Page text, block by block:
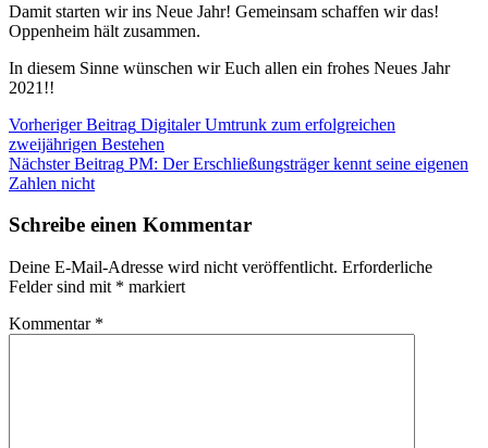
Damit starten wir ins Neue Jahr! Gemeinsam schaffen wir das!
Oppenheim hält zusammen.
In diesem Sinne wünschen wir Euch allen ein frohes Neues Jahr
2021!!
Beitragsnavigation
Vorheriger Beitrag Digitaler Umtrunk zum erfolgreichen
zweijährigen Bestehen
Nächster Beitrag PM: Der Erschließungsträger kennt seine eigenen
Zahlen nicht
Schreibe einen Kommentar
Deine E-Mail-Adresse wird nicht veröffentlicht. Erforderliche
Felder sind mit * markiert
Kommentar *